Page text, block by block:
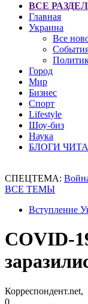
ВСЕ
Главная
Украина
Все
Город
Мир
Бизнес
Спорт
Lifestyle
Шоу-биз
Наука
БЛОГИ
СПЕЦТЕМА:
ВСЕ ТЕМЫ
Вступление
COVID-
Корреспондент.net,
0